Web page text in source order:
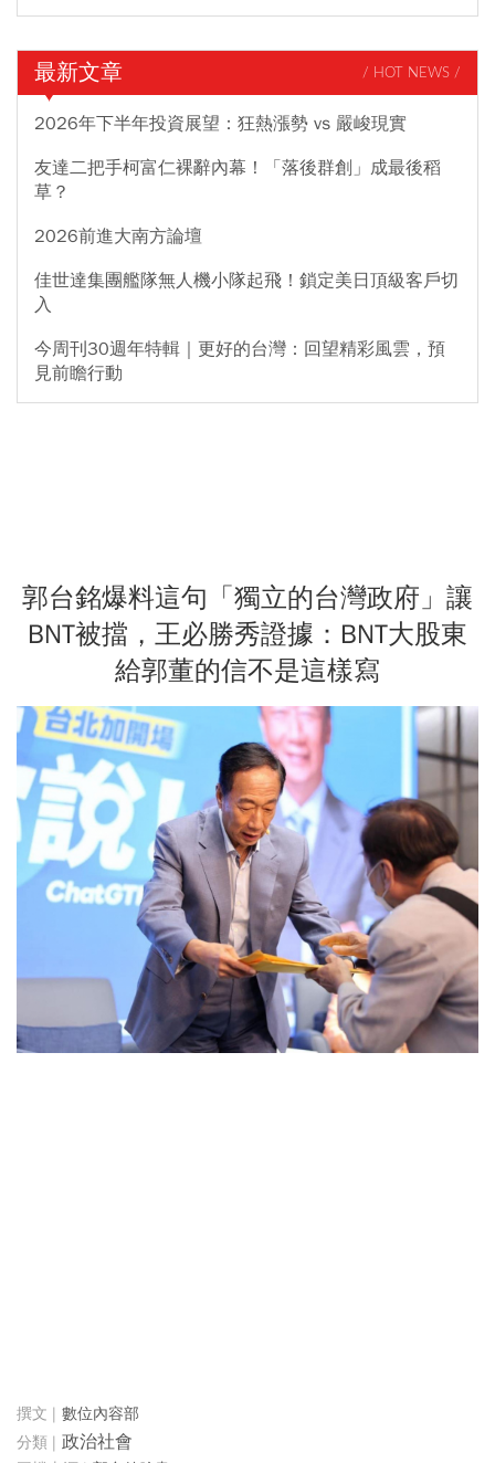
最新文章 / HOT NEWS /
2026年下半年投資展望：狂熱漲勢 vs 嚴峻現實
友達二把手柯富仁裸辭內幕！「落後群創」成最後稻
草？
2026前進大南方論壇
佳世達集團艦隊無人機小隊起飛！鎖定美日頂級客戶切
入
今周刊30週年特輯｜更好的台灣：回望精彩風雲，預
見前瞻行動
郭台銘爆料這句「獨立的台灣政府」讓
BNT被擋，王必勝秀證據：BNT大股東
給郭董的信不是這樣寫
數位內容部
政治社會